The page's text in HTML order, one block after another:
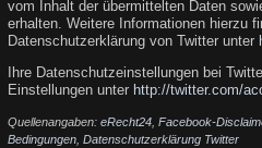
vom Inhalt der übermittelten Daten
erhalten. Weitere Informationen hierzu
Datenschutzerklärung von Twitter unter
Ihre Datenschutzeinstellungen bei
Einstellungen unter http://twitter.com/
Quellenangaben: eRecht24 Facebook-
Bedingungen Datenschutzerklärung Twitter